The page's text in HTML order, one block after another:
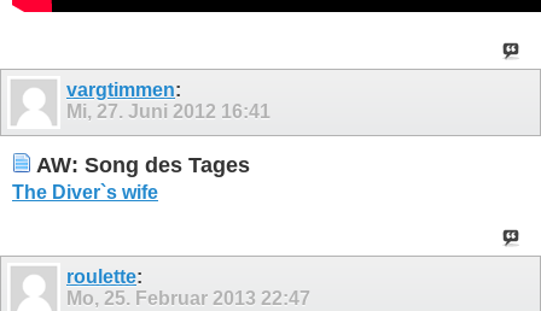
vargtimmen:
Mi, 27. Juni 2012 16:41
AW: Song des Tages
The Diver`s wife
roulette:
Mo, 25. Februar 2013 22:47